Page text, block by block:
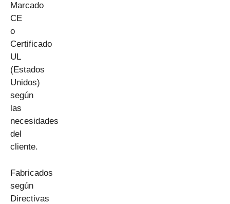
Marcado
CE
o
Certificado
UL
(Estados
Unidos)
según
las
necesidades
del
cliente.
Fabricados
según
Directivas